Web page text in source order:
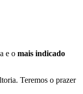
e o mais indicado
Teremos o prazer